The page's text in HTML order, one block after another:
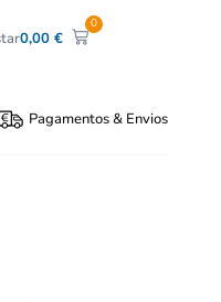
0,00€
0
Pagamentos & Envios